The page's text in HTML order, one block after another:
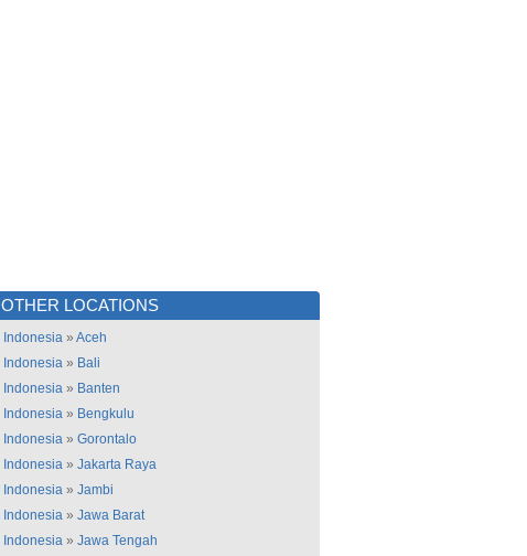
OTHER LOCATIONS
Indonesia » Aceh
Indonesia » Bali
Indonesia » Banten
Indonesia » Bengkulu
Indonesia » Gorontalo
Indonesia » Jakarta Raya
Indonesia » Jambi
Indonesia » Jawa Barat
Indonesia » Jawa Tengah